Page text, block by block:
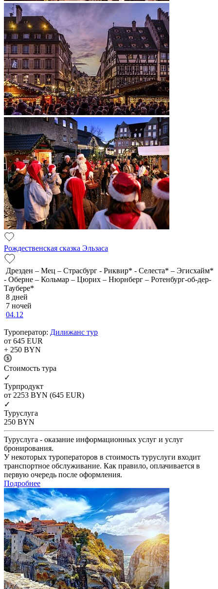
Рождественская сказка Эльзаса
Дрезден – Мец – Страсбург - Риквир* - Селеста* – Эгисхайм*
- Оберне – Кольмар – Цюрих – Нюрнберг – Ротенбург-об-дер-
Таубере*
8 дней
7 ночей
04.12
Туроператор: Дилижанс тур
от 645 EUR
+ 250 BYN
Cтоимость тура
✓
Турпродукт
от 2253 BYN (645 EUR)
✓
Туруслуга
250 BYN
Туруслуга - оказание информационных услуг и услуг
бронирования.
У некоторых туроператоров в стоимость туруслуги входит
транспортное обслуживание. Как правило, оплачивается в
первую очередь после оформления.
Подробнее